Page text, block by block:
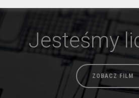
Jesteśmy
ZOBACZ FILM